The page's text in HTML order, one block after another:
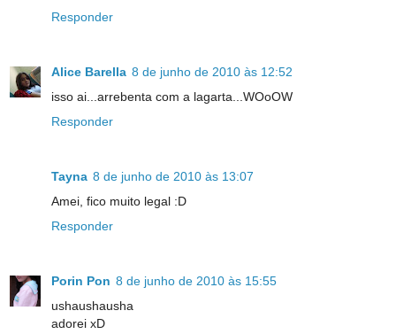
Responder
Alice Barella 8 de junho de 2010 às 12:52
isso ai...arrebenta com a lagarta...WOoOW
Responder
Tayna 8 de junho de 2010 às 13:07
Amei, fico muito legal :D
Responder
Porin Pon 8 de junho de 2010 às 15:55
ushaushausha
adorei xD